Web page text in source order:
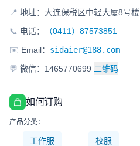
📍 地址：大连保税区中轻大厦8号楼
📞 电话：
（0411）87573851
✉️ Email： sidaier@188.com
💬 微信：1465770699 二维码
如何订购
产品分类：
工作服 校服